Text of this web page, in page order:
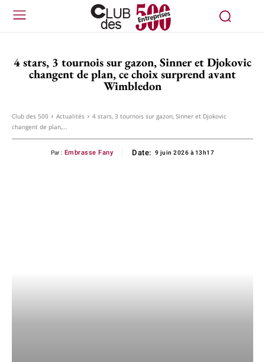
4 stars, 3 tournois sur gazon, Sinner et Djokovic
changent de plan, ce choix surprend avant
Wimbledon
Club des 500 Actualités
4 stars, 3 tournois sur gazon, Sinner et Djokovic
changent de plan,...
Par : Embrasse Fany Date: 9 juin 2026 à 13h17